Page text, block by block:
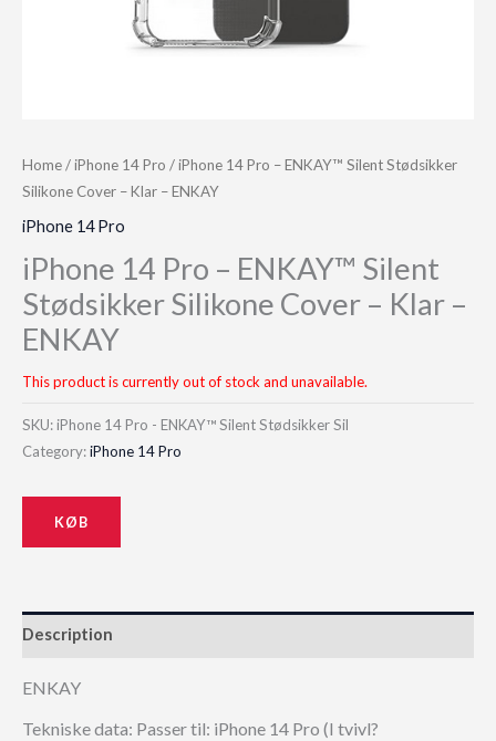
Home/iPhone 14 Pro / iPhone 14 Pro – ENKAY™ Silent Stødsikker
Silikone Cover – Klar – ENKAY
iPhone 14 Pro
iPhone 14 Pro – ENKAY™ Silent
Stødsikker Silikone Cover – Klar –
ENKAY
This product is currently out of stock and unavailable.
SKU: iPhone 14 Pro - ENKAY™ Silent Stødsikker Sil
Category:iPhone 14 Pro
KØB
Description
ENKAY
Tekniske data: Passer til: iPhone 14 Pro (I tvivl?